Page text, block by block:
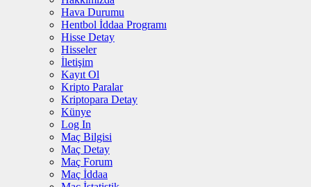
Hava Durumu
Hentbol İddaa Programı
Hisse Detay
Hisseler
İletişim
Kayıt Ol
Kripto Paralar
Kriptopara Detay
Künye
Log In
Maç Bilgisi
Maç Detay
Maç Forum
Maç İddaa